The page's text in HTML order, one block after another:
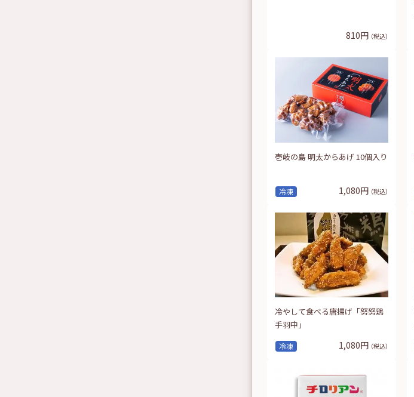
810円 （税込）
冷凍
壱岐の島 明太からあげ 10個入り
1,080円 （税込）
冷凍
冷やして食べる唐揚げ「努努鶏
手羽中」
1,080円 （税込）